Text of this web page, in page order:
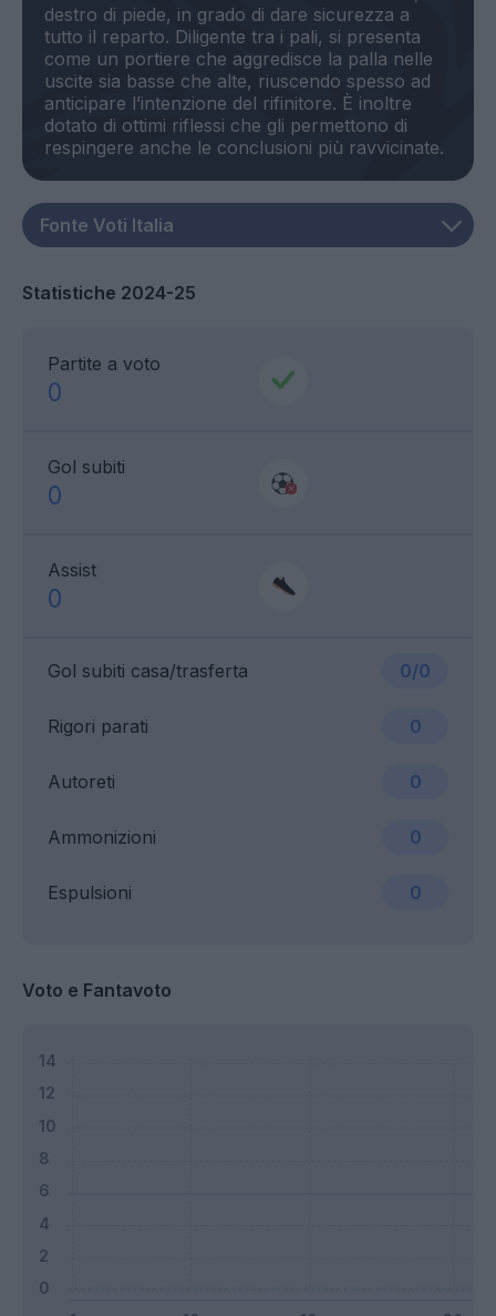
destro di piede, in grado di dare sicurezza a
tutto il reparto. Diligente tra i pali, si presenta
come un portiere che aggredisce la palla nelle
uscite sia basse che alte, riuscendo spesso ad
anticipare l’intenzione del rifinitore. È inoltre
dotato di ottimi riflessi che gli permettono di
Statistiche 2024-25
Partite a voto
0
Gol subiti
0
Assist
0
Gol subiti casa/trasferta 0/0
Ammonizioni 0
Rigori parati 0
Espulsioni 0
Autoreti 0
Voto e Fantavoto